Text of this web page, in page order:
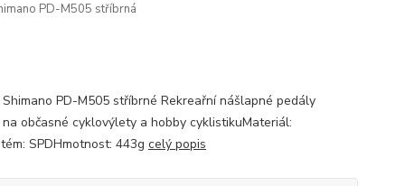
PD-M505 stříbrná
PD-M505 stříbrné Rekreařní nášlapné pedály
občasné cyklovýlety a hobby cyklistikuMateriál:
SPDHmotnost: 443g celý popis